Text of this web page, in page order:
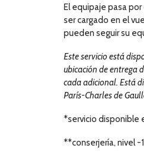
El equipaje pasa
ser cargado en el
pueden seguir su
Este servicio está
ubicación de entrega
cada adicional. Está
París-Charles de
*servicio disponible
**conserjería, nivel -